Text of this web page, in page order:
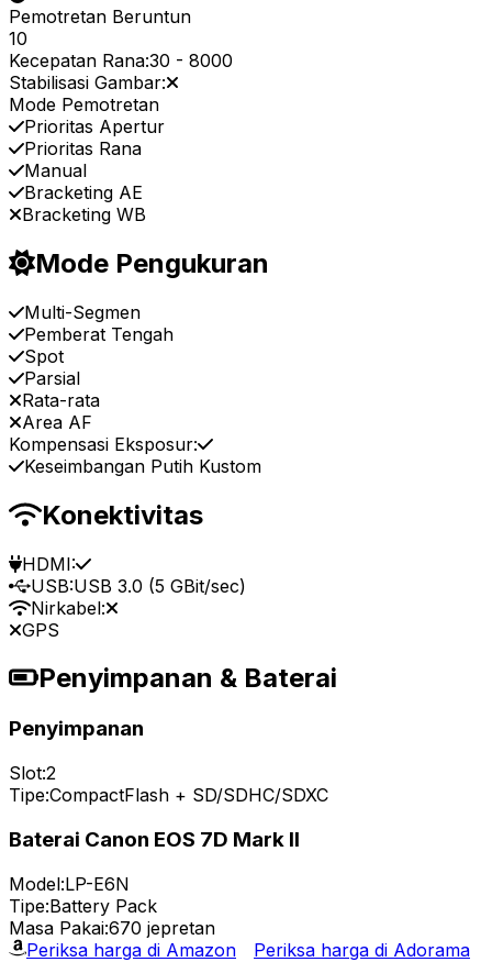
Pemotretan Beruntun
10
Kecepatan Rana:30 - 8000
Stabilisasi Gambar:
Mode Pemotretan
Prioritas Apertur
Prioritas Rana
Manual
Bracketing AE
Bracketing WB
Mode Pengukuran
Multi-Segmen
Pemberat Tengah
Spot
Parsial
Rata-rata
Area AF
Kompensasi Eksposur:
Keseimbangan Putih Kustom
Konektivitas
HDMI:
USB:USB 3.0 (5 GBit/sec)
Nirkabel:
GPS
Penyimpanan & Baterai
Penyimpanan
Slot:2
Tipe:CompactFlash + SD/SDHC/SDXC
Baterai Canon EOS 7D Mark II
Model:LP-E6N
Tipe:Battery Pack
Masa Pakai:670 jepretan
Periksa harga di Amazon
Periksa harga di Adorama